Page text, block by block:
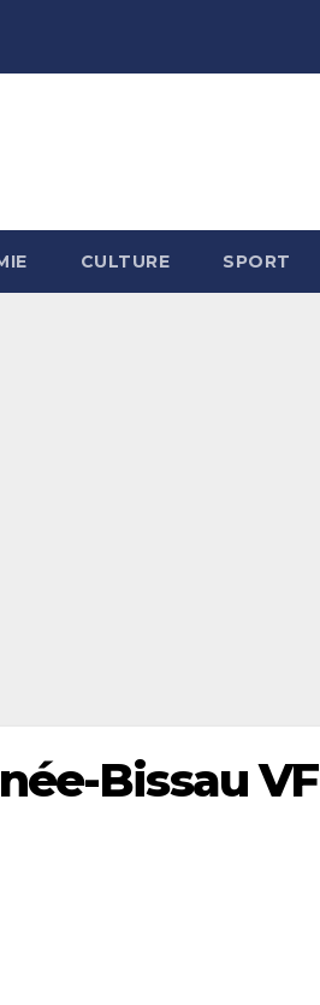
CULTURE SPORT
Bissau VF